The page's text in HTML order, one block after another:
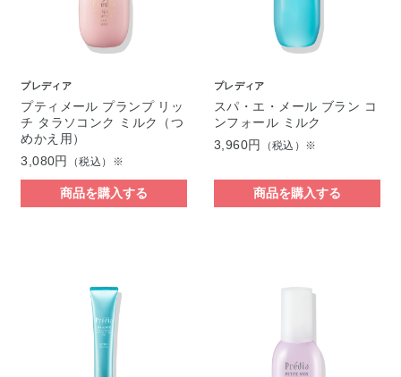
プレディア
プティメール プランプ リッ
チ タラソコンク ミルク（つ
めかえ用）
3,080円
（税込）※
商品を購入する
プレディア
スパ・エ・メール ブラン コ
ンフォール ミルク
3,960円
（税込）※
商品を購入する